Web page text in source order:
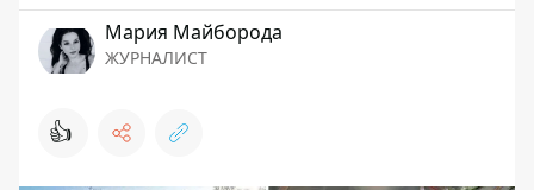
Мария Майборода
ЖУРНАЛИСТ
👍